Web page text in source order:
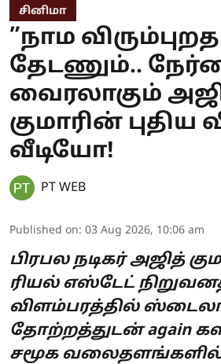
சினிமா
”நாம விரும்புறத
தேடணும்..
வைரலாகும்
குமாரின் புதிய
வீடியோ!
PT WEB
Published on: 03 Aug 2026, 10:06 am
பிரபல நடிகர் அஜித்
ரியல் எஸ்டேட்
விளம்பரத்தில்
தோற்றத்துடன் again
சமூக